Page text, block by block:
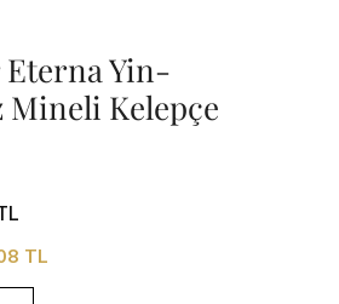
Eterna Yin-
Mineli Kelepçe
TL